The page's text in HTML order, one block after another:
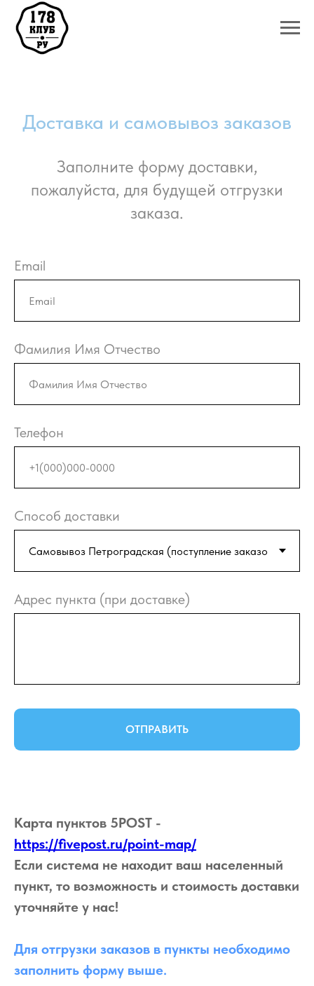
Доставка и самовывоз заказов
Заполните форму доставки,
пожалуйста, для будущей отгрузки
заказа.
Email
Фамилия Имя Отчество
Телефон
Способ доставки
Адрес пункта (при доставке)
ОТПРАВИТЬ
Карта пунктов 5POST -
https://fivepost.ru/point-map/
Если система не находит ваш населенный
пункт, то возможность и стоимость доставки
уточняйте у нас!
Для отгрузки заказов в пункты необходимо
заполнить форму выше.